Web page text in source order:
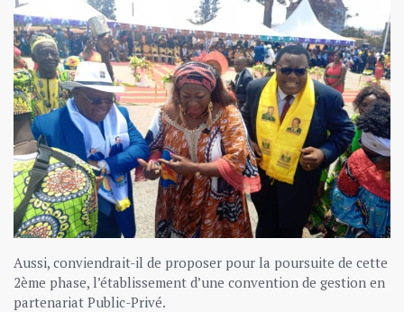
Aussi, conviendrait-il de proposer pour la poursuite de cette
2ème phase, l’établissement d’une convention de gestion en
partenariat Public-Privé.